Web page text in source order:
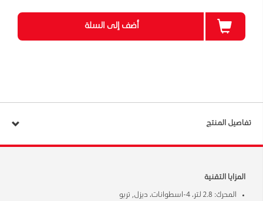
أضف إلى السلة
تفاصيل المنتج
المزايا التقنية
المحرك: 2.8 لتر، 4-اسطوانات، ديزل, تربو